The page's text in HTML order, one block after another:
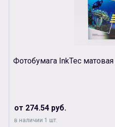
Фотобумага InkTec
от 274.54 руб.
в наличии 1 шт.